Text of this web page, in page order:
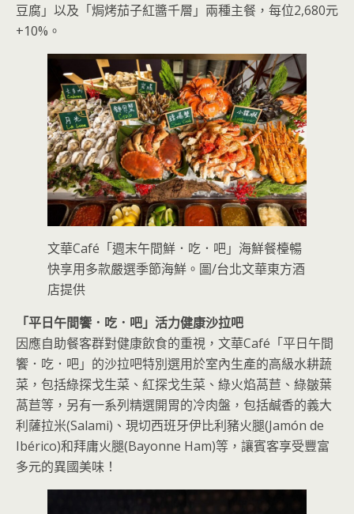
豆腐」以及「焗烤茄子紅醬千層」兩種主餐，每位2,680元
+10%。
文華Café「週末午間鮮．吃．吧」海鮮餐檯暢
快享用多款嚴選季節海鮮。圖/台北文華東方酒
店提供
「平日午間饗．吃．吧」活力健康沙拉吧
因應自助餐客群對健康飲食的重視，文華Café「平日午間
饗．吃．吧」的沙拉吧特別選用於室內生產的高級水耕蔬
菜，包括綠探戈生菜、紅探戈生菜、綠火焰萵苣、綠皺葉
萵苣等，另有一系列精選開胃的冷肉盤，包括鹹香的義大
利薩拉米(Salami)、現切西班牙伊比利豬火腿(Jamón de
Ibérico)和拜庸火腿(Bayonne Ham)等，讓賓客享受豐富
多元的異國美味！